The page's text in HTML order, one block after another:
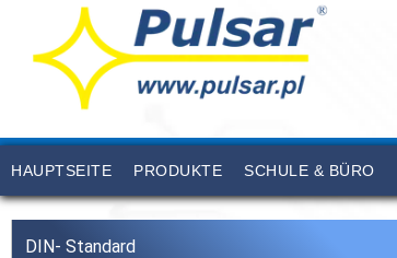
HAUPTSEITE PRODUKTE SCHULE & BÜRO
DIN- Standard